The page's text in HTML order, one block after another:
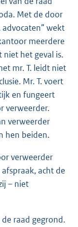
Met de door
wekt
meerdere
het geval is.
mr. T. leidt niet
Mr. T. voert
en fungeert
verweerder.
verweerder
hen beiden.
verweerder
acht de
– niet
raad gegrond.